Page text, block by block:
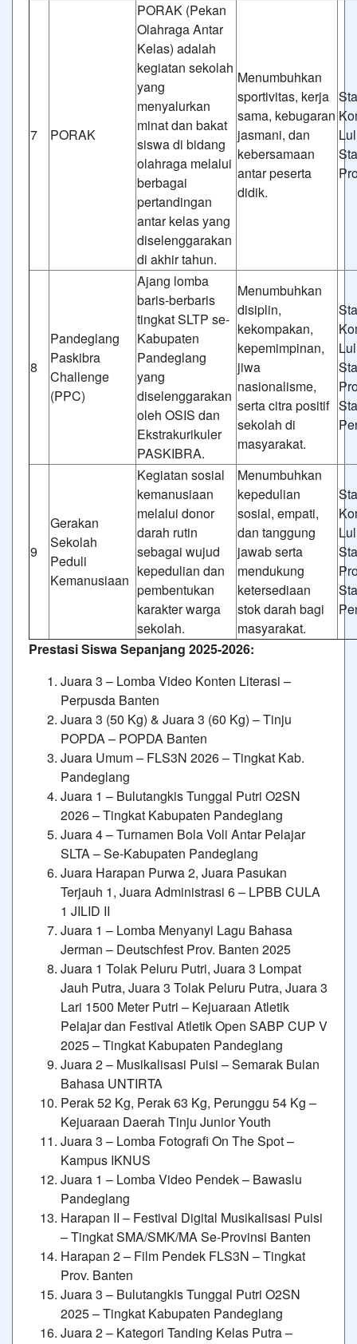
7 PORAK
PORAK (Pekan
Olahraga Antar
Kelas) adalah
kegiatan sekolah
yang
menyalurkan
minat dan bakat
siswa di bidang
olahraga melalui
berbagai
pertandingan
antar kelas yang
diselenggarakan
di akhir tahun.
Menumbuhkan
sportivitas, kerja
sama, kebugaran
jasmani, dan
kebersamaan
antar peserta
didik.
8
Pandeglang
Paskibra
Challenge
(PPC)
Ajang lomba
baris-berbaris
tingkat SLTP se-
Kabupaten
Pandeglang
yang
diselenggarakan
oleh OSIS dan
Ekstrakurikuler
PASKIBRA.
Menumbuhkan
disiplin,
kekompakan,
kepemimpinan,
jiwa
nasionalisme,
serta citra positif
sekolah di
masyarakat.
9
Gerakan
Sekolah
Peduli
Kemanusiaan
Kegiatan sosial
kemanusiaan
melalui donor
darah rutin
sebagai wujud
kepedulian dan
pembentukan
karakter warga
sekolah.
Menumbuhkan
kepedulian
sosial, empati,
dan tanggung
jawab serta
mendukung
ketersediaan
stok darah bagi
masyarakat.
Prestasi Siswa Sepanjang 2025-2026:
Juara 3 – Lomba Video Konten Literasi –
Perpusda Banten
Juara 3 (50 Kg) & Juara 3 (60 Kg) – Tinju
POPDA – POPDA Banten
Juara Umum – FLS3N 2026 – Tingkat Kab.
Pandeglang
Juara 1 – Bulutangkis Tunggal Putri O2SN
2026 – Tingkat Kabupaten Pandeglang
Juara 4 – Turnamen Bola Voli Antar Pelajar
SLTA – Se-Kabupaten Pandeglang
Juara Harapan Purwa 2, Juara Pasukan
Terjauh 1, Juara Administrasi 6 – LPBB CULA
1 JILID II
Juara 1 – Lomba Menyanyi Lagu Bahasa
Jerman – Deutschfest Prov. Banten 2025
Juara 1 Tolak Peluru Putri, Juara 3 Lompat
Jauh Putra, Juara 3 Tolak Peluru Putra, Juara 3
Lari 1500 Meter Putri – Kejuaraan Atletik
Pelajar dan Festival Atletik Open SABP CUP V
2025 – Tingkat Kabupaten Pandeglang
Juara 2 – Musikalisasi Puisi – Semarak Bulan
Bahasa UNTIRTA
Perak 52 Kg, Perak 63 Kg, Perunggu 54 Kg –
Kejuaraan Daerah Tinju Junior Youth
Juara 3 – Lomba Fotografi On The Spot –
Kampus IKNUS
Juara 1 – Lomba Video Pendek – Bawaslu
Pandeglang
Harapan II – Festival Digital Musikalisasi Puisi
– Tingkat SMA/SMK/MA Se-Provinsi Banten
Harapan 2 – Film Pendek FLS3N – Tingkat
Prov. Banten
Juara 3 – Bulutangkis Tunggal Putri O2SN
2025 – Tingkat Kabupaten Pandeglang
Juara 2 – Kategori Tanding Kelas Putra –